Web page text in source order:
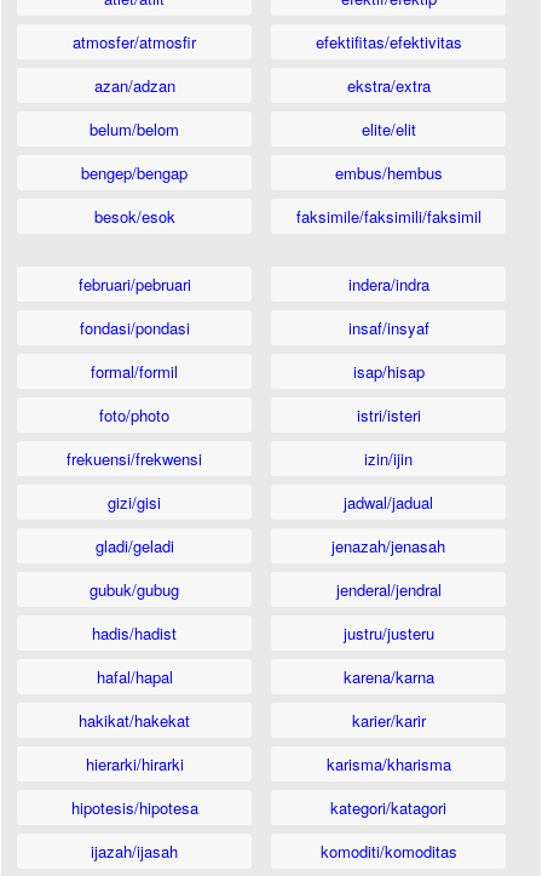
atmosfer/atmosfir
azan/adzan
belum/belom
bengep/bengap
besok/esok
efektifitas/efektivitas
ekstra/extra
elite/elit
embus/hembus
faksimile/faksimili/faksimil
februari/pebruari
fondasi/pondasi
formal/formil
foto/photo
frekuensi/frekwensi
gizi/gisi
gladi/geladi
gubuk/gubug
hadis/hadist
hafal/hapal
hakikat/hakekat
hierarki/hirarki
hipotesis/hipotesa
ijazah/ijasah
indera/indra
insaf/insyaf
isap/hisap
istri/isteri
izin/ijin
jadwal/jadual
jenazah/jenasah
jenderal/jendral
justru/justeru
karena/karna
karier/karir
karisma/kharisma
kategori/katagori
komoditi/komoditas